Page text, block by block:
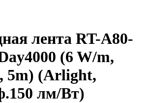
лента RT-A80-
(6 W/m,
5m) (Arlight,
лм/Вт)